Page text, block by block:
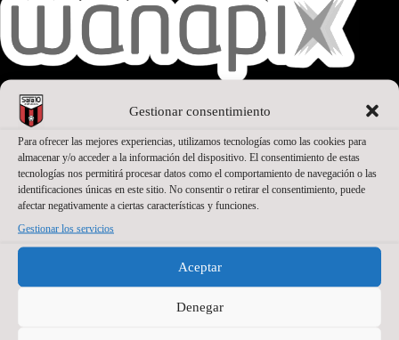
Gestionar consentimiento
Para ofrecer las mejores experiencias, utilizamos tecnologías como las cookies para
almacenar y/o acceder a la información del dispositivo. El consentimiento de estas
tecnologías nos permitirá procesar datos como el comportamiento de navegación o las
identificaciones únicas en este sitio. No consentir o retirar el consentimiento, puede
afectar negativamente a ciertas características y funciones.
Gestionar los servicios
Aceptar
Denegar
SEGUNDO PATROCINADOR